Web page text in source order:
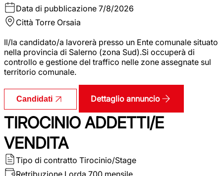
Data di pubblicazione 7/8/2026
Città Torre Orsaia
Il/la candidato/a lavorerà presso un Ente comunale situato
nella provincia di Salerno (zona Sud).Si occuperà di
controllo e gestione del traffico nelle zone assegnate sul
territorio comunale.
Candidati Dettaglio annuncio
TIROCINIO ADDETTI/E
VENDITA
Tipo di contratto Tirocinio/Stage
Retribuzione Lorda 700 mensile